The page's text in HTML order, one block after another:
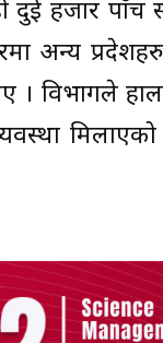
दुई हजार पाँच
अन्य
। विभागले